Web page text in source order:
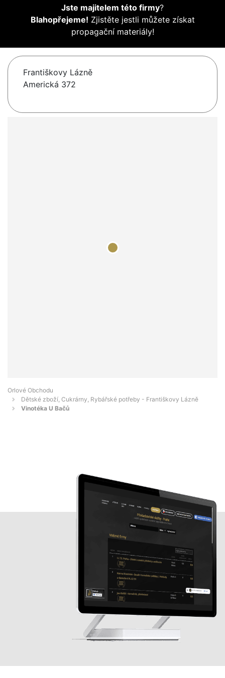
Jste majitelem této firmy?
Blahopřejeme! Zjistěte jestli můžete získat
propagační materiály!
Františkovy Lázně
Americká 372
Orlové Obchodu
Dětské zboží, Cukrárny, Rybářské potřeby - Františkovy Lázně
Vinotéka U Bačů